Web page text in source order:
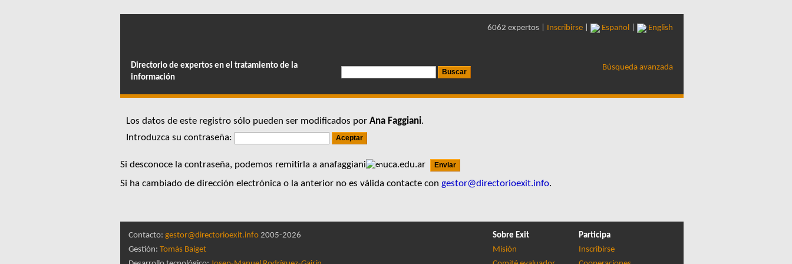
Directorio de expertos en el tratamiento de la
información
6062 expertos | Inscribirse Español English
Búsqueda avanzada
Los datos de este registro sólo pueden ser modificados por Ana Faggiani.
Introduzca su contraseña:
Si desconoce la contraseña, podemos remitirla a anafaggiani
uca.edu.ar
Si ha cambiado de dirección electrónica o la anterior no es válida contacte con gestor@directorioexit.info.
Contacto: gestor@directorioexit.info 2005-2026
Gestión: Tomàs Baiget
Sobre Exit
Misión
Participa
Inscribirse